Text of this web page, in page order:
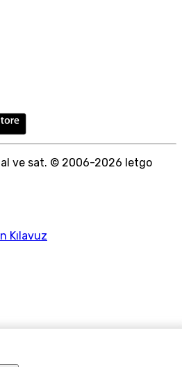
ve sat. © 2006-2026 letgo
Kılavuz